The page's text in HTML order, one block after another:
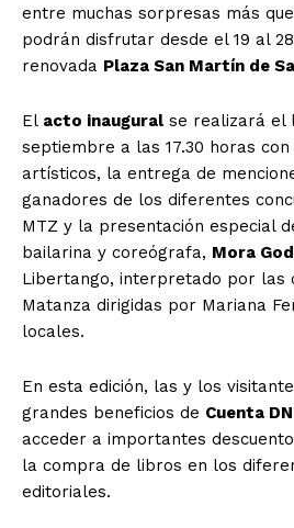
entre muchas sorpresas más
podrán disfrutar desde el 19 al
renovada Plaza San Martín de
El acto inaugural se realizará el
septiembre a las 17.30 horas
artísticos, la entrega de
ganadores de los diferentes
MTZ y la presentación especial
bailarina y coreógrafa, Mora
Libertango, interpretado por las
Matanza dirigidas por Mariana
locales.
En esta edición, las y los
grandes beneficios de Cuenta
acceder a importantes
la compra de libros en los
editoriales.